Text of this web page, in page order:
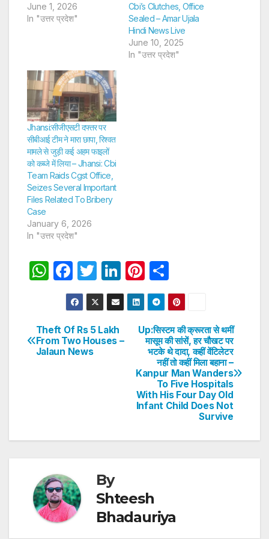
June 1, 2026
In "उत्तर प्रदेश"
Cbi’s Clutches, Office
Sealed – Amar Ujala
Hindi News Live
June 10, 2025
In "उत्तर प्रदेश"
Jhansi:सीजीएसटी दफ्तर पर
सीबीआई टीम ने मारा छापा, रिश्वत
मामले से जुड़ी कई अहम फाइलों
को कब्जे में लिया – Jhansi: Cbi
Team Raids Cgst Office,
Seizes Several Important
Files Related To Bribery
Case
January 6, 2026
In "उत्तर प्रदेश"
W
s
A
F
a
c
e
b
T
w
itt
er
Li
n
k
dI
Pi
nt
er
e
st
h
ar
e
Post
navigation
Up:सिस्टम की क्रूरता से थमीं
मासूम की सांसें, हर चौखट पर
भटके थे दादा, कहीं वेंटिलेटर
नहीं तो कहीं मिला बहाना –
Kanpur Man Wanders
To Five Hospitals
With His Four Day Old
Infant Child Does Not
Survive
Theft Of Rs 5 Lakh
From Two Houses –
Jalaun News
By
Shteesh
Bhadauriya